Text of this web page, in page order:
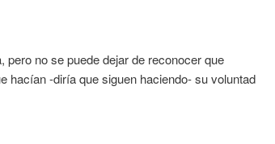
pero no se puede dejar de reconocer que
hacían -diría que siguen haciendo- su voluntad